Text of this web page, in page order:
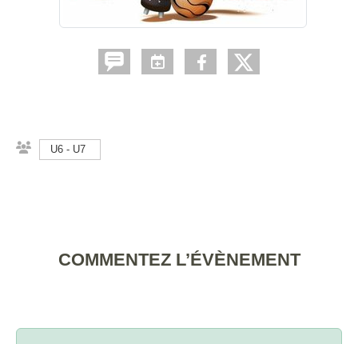
U6 - U7
COMMENTEZ L’ÉVÈNEMENT